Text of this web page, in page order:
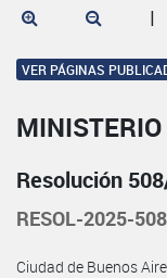
|
VER PÁGINAS
Resolución
RESOL-2025-
Ciudad de Buenos